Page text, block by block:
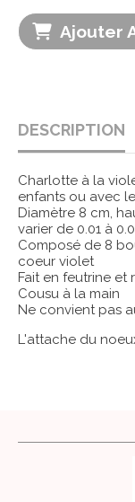
Ajouter
DESCRIPTION
Charlotte à la
enfants ou avec
Diamètre 8 cm,
varier de 0.01 à
Composé de 8
coeur violet
Fait en feutrine et
Cousu à la main
Ne convient pas
L'attache du